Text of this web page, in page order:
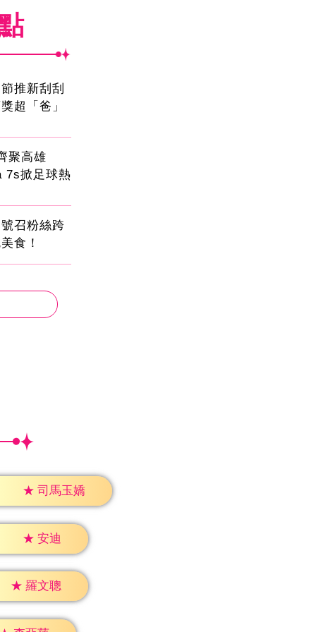
推新刮刮
超「爸」
聚高雄
7s掀足球熱
召粉絲跨
食！
★ 司馬玉嬌
★ 安迪
★ 羅文聰